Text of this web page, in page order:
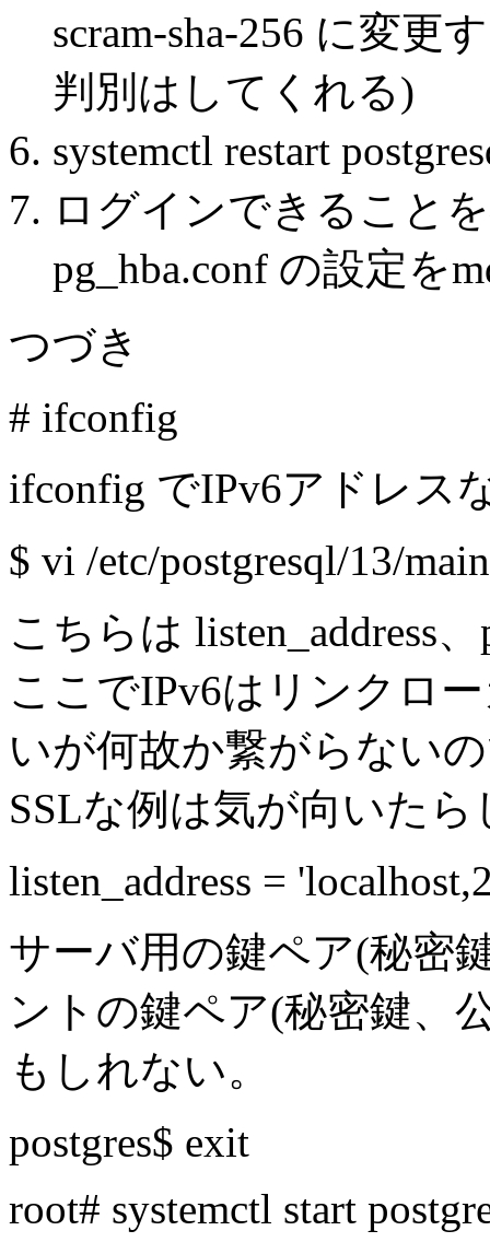
scram-sha-256 に変更
判別はしてくれる)
systemctl restart
ログインできること
pg_hba.conf の設定を
つづき
# ifconfig
ifconfig でIPv6アドレス
$ vi /etc/postgresql/13/
こちらは listen_address
ここでIPv6はリンクロ
いが何故か繋がらない
SSLな例は気が向いた
listen_address =
サーバ用の鍵ペア(秘密
ントの鍵ペア(秘密鍵、
もしれない。
postgres$ exit
root# systemctl start